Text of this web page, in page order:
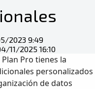
2023 9:49
11/2025 16:10
Pro tienes la
personalizados
de datos